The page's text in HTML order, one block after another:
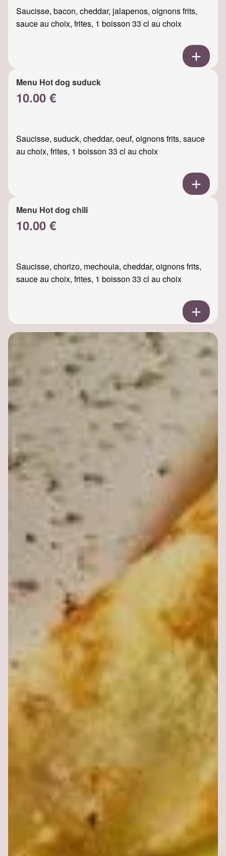
Saucisse, bacon, cheddar, jalapenos, oignons frits,
sauce au choix, frites, 1 boisson 33 cl au choix
Menu Hot dog suduck
10.00 €
Saucisse, suduck, cheddar, oeuf, oignons frits, sauce
au choix, frites, 1 boisson 33 cl au choix
Menu Hot dog chili
10.00 €
Saucisse, chorizo, mechouia, cheddar, oignons frits,
sauce au choix, frites, 1 boisson 33 cl au choix